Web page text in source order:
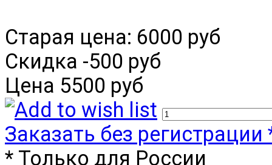
Старая цена: 6000 руб
Скидка -500 руб
Цена 5500 руб
Заказать без регистрации
* Только для России